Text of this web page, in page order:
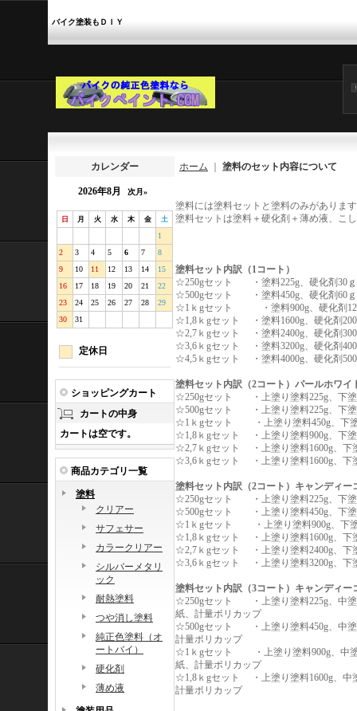
バイク塗装もＤＩＹ
カレンダー
2026年8月 次月»
日 月 火 水 木 金 土
1
2
3 4 5 6 7
8
9
10 11 12 13 14
15
16
17 18 19 20 21
22
23
24 25 26 27 28
29
30
31
定休日
ショッピングカート
カートの中身
カートは空です。
商品カテゴリ一覧
塗料
クリアー
サフェサー
カラークリアー
シルバーメタリ
ック
耐熱塗料
つや消し塗料
純正色塗料（オ
ートバイ）
硬化剤
薄め液
ホーム 塗料のセット内容について
塗料には塗料セットと塗料のみがありま
塗料セットは塗料＋硬化剤＋薄め液、こ
塗料セット内訳（1コート）
☆250gセット ・塗料225g、硬化剤30
☆500gセット ・塗料450g、硬化剤60
☆1ｋgセット ・塗料900g、硬化剤
☆1,8ｋgセット ・塗料1600g、硬化剤
☆2,7ｋgセット ・塗料2400g、硬化剤
☆3,6ｋgセット ・塗料3200g、硬化剤
☆4,5ｋgセット ・塗料4000g、硬化剤
塗料セット内訳（2コート）パールホワイ
☆250gセット ・上塗り塗料225g、下塗
☆500gセット ・上塗り塗料225g、下塗
☆1ｋgセット ・上塗り塗料450g、下塗
☆1,8ｋgセット ・上塗り塗料900g、下
☆2,7ｋgセット ・上塗り塗料1600g、
☆3,6ｋgセット ・上塗り塗料1600g、
塗料セット内訳（2コート）キャンディー
☆250gセット ・上塗り塗料225g、下塗
☆500gセット ・上塗り塗料450g、下
☆1ｋgセット ・上塗り塗料900g、下
☆1,8ｋgセット ・上塗り塗料1600g、下
☆2,7ｋgセット ・上塗り塗料2400g、下
☆3,6ｋgセット ・上塗り塗料3200g、
塗料セット内訳（3コート）キャンディー
☆250gセット ・上塗り塗料225g、中塗
紙、計量ポリカップ
☆500gセット ・上塗り塗料450g、中塗
計量ポリカップ
☆1ｋgセット ・上塗り塗料900g、中塗
紙、計量ポリカップ
☆1,8ｋgセット ・上塗り塗料1600g、中
計量ポリカップ